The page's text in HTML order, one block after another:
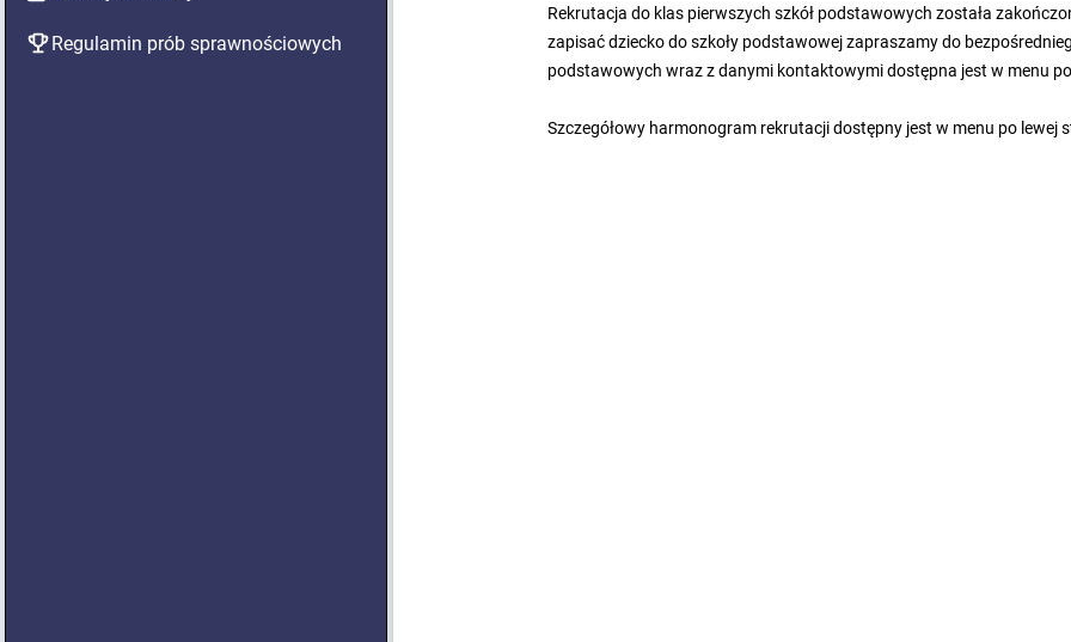
Regulamin prób sprawnościowych
Rekrutacja do klas pierwszych szkół podstawowych została
zapisać dziecko do szkoły podstawowej zapraszamy do
podstawowych wraz z danymi kontaktowymi dostępna jest w menu
Szczegółowy harmonogram rekrutacji dostępny jest w menu po lewej